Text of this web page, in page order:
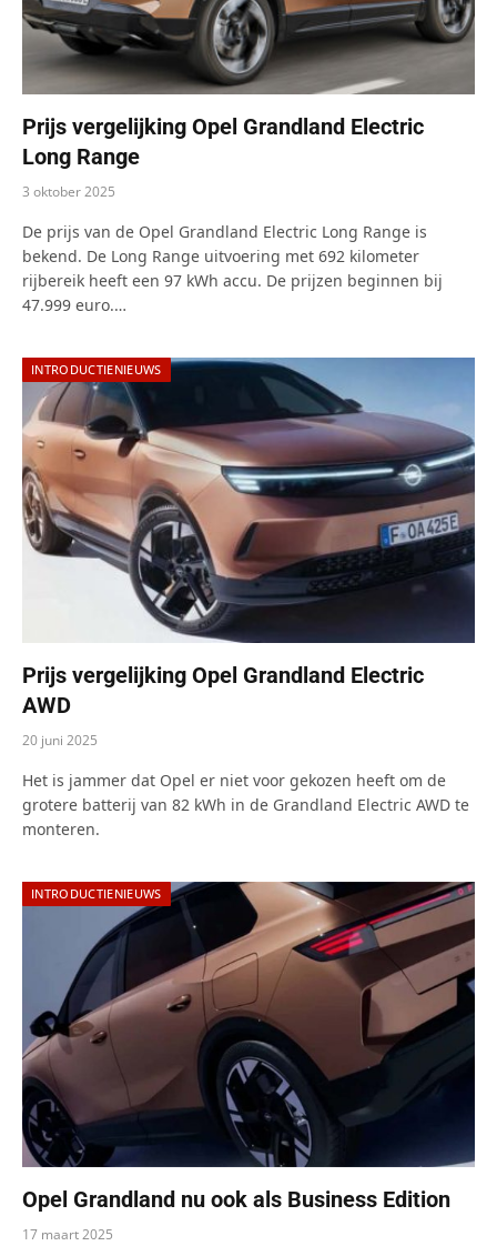
Prijs vergelijking Opel Grandland Electric
Long Range
3 oktober 2025
De prijs van de Opel Grandland Electric Long Range is
bekend. De Long Range uitvoering met 692 kilometer
rijbereik heeft een 97 kWh accu. De prijzen beginnen bij
47.999 euro.…
INTRODUCTIENIEUWS
Prijs vergelijking Opel Grandland Electric
AWD
20 juni 2025
Het is jammer dat Opel er niet voor gekozen heeft om de
grotere batterij van 82 kWh in de Grandland Electric AWD te
monteren.
INTRODUCTIENIEUWS
Opel Grandland nu ook als Business Edition
17 maart 2025